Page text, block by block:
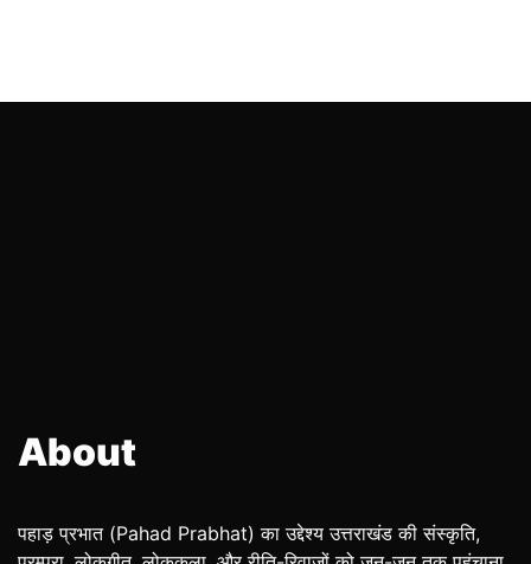
About
पहाड़ प्रभात (Pahad Prabhat) का उद्देश्य उत्तराखंड की संस्कृति,